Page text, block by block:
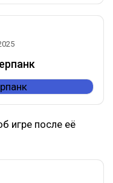
игре после её